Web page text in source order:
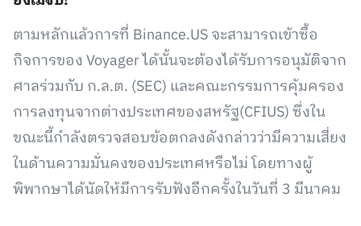
ตามหลักแล้วการที่ Binance.US จะสามารถเข้าซื้อ
กิจการของ Voyager ได้นั้นจะต้องได้รับการอนุมัติจาก
ศาลร่วมกับ ก.ล.ต. (SEC) และคณะกรรมการคุ้มครอง
การลงทุนจากต่างประเทศของสหรัฐ(CFIUS) ซึ่งใน
ขณะนี้กำลังตรวจสอบข้อตกลงดังกล่าวว่ามีความเสี่ยง
ในด้านความมั่นคงของประเทศหรือไม่ โดยทางผู้
พิพากษาได้นัดให้มีการรับฟังอีกครั้งในวันที่ 3 มีนาคม